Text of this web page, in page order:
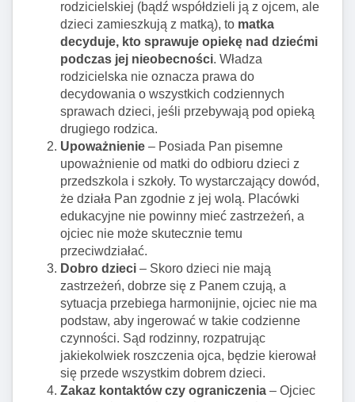
rodzicielskiej (bądź współdzieli ją z ojcem, ale
dzieci zamieszkują z matką), to matka
decyduje, kto sprawuje opiekę nad dziećmi
podczas jej nieobecności. Władza
rodzicielska nie oznacza prawa do
decydowania o wszystkich codziennych
sprawach dzieci, jeśli przebywają pod opieką
drugiego rodzica.
Upoważnienie – Posiada Pan pisemne
upoważnienie od matki do odbioru dzieci z
przedszkola i szkoły. To wystarczający dowód,
że działa Pan zgodnie z jej wolą. Placówki
edukacyjne nie powinny mieć zastrzeżeń, a
ojciec nie może skutecznie temu
przeciwdziałać.
Dobro dzieci – Skoro dzieci nie mają
zastrzeżeń, dobrze się z Panem czują, a
sytuacja przebiega harmonijnie, ojciec nie ma
podstaw, aby ingerować w takie codzienne
czynności. Sąd rodzinny, rozpatrując
jakiekolwiek roszczenia ojca, będzie kierował
się przede wszystkim dobrem dzieci.
Zakaz kontaktów czy ograniczenia – Ojciec